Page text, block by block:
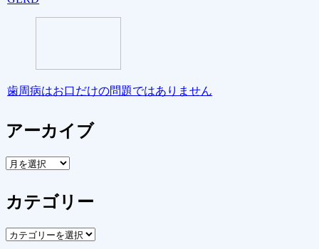
歯周病はお口だけの問題ではありません
アーカイブ
ア
カ
イ
カテゴリー
カ